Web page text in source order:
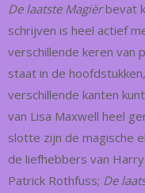
De laatste Magiërbevat
schrijven is heel actief
verschillende keren van
staat in de
verschillende kanten
van Lisa Maxwell heel
slotte zijn de magische
de liefhebbers van
Patrick Rothfuss; De